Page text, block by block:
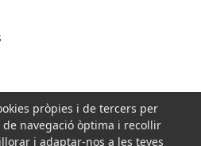
pròpies i de tercers per
navegació òptima i recollir
i adaptar-nos a les teves